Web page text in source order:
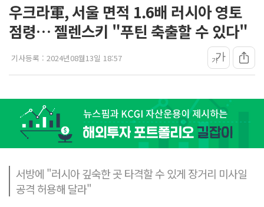
우크라軍, 서울 면적 1.6배 러시아 영토
점령… 젤렌스키 "푸틴 축출할 수 있다"
기사등록 : 2024년08월13일 18:57 가가
서방에 "러시아 깊숙한 곳 타격할 수 있게 장거리 미사일
공격 허용해 달라"